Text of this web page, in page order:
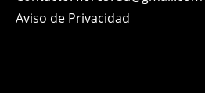
Aviso de Privacidad